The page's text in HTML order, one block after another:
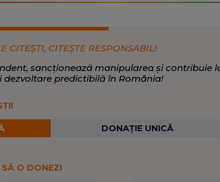
CITEȘTI, CITEȘTE RESPONSABIL!
sancționează manipularea și contribuie
dezvoltare predictibilă în România!
DONAȚIE UNICĂ
SĂ O DONEZI